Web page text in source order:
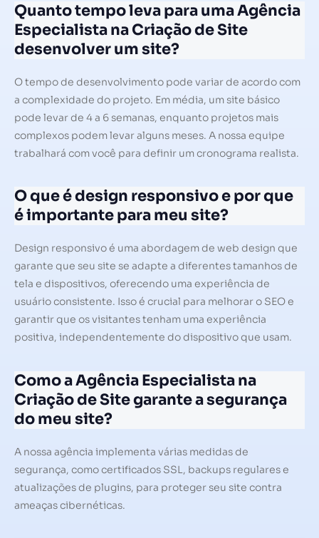
Quanto tempo leva para uma Agência
Especialista na Criação de Site
desenvolver um site?
O tempo de desenvolvimento pode variar de acordo com
a complexidade do projeto. Em média, um site básico
pode levar de 4 a 6 semanas, enquanto projetos mais
complexos podem levar alguns meses. A nossa equipe
trabalhará com você para definir um cronograma realista.
O que é design responsivo e por que
é importante para meu site?
Design responsivo é uma abordagem de web design que
garante que seu site se adapte a diferentes tamanhos de
tela e dispositivos, oferecendo uma experiência de
usuário consistente. Isso é crucial para melhorar o SEO e
garantir que os visitantes tenham uma experiência
positiva, independentemente do dispositivo que usam.
Como a Agência Especialista na
Criação de Site garante a segurança
do meu site?
A nossa agência implementa várias medidas de
segurança, como certificados SSL, backups regulares e
atualizações de plugins, para proteger seu site contra
ameaças cibernéticas.